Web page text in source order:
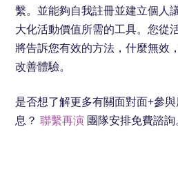
繫。並能夠自我註冊並建立個人
大化活動價值所需的工具。您從
將告訴您有效的方法，什麼無效
改善體驗。
是否想了解更多有關面對面+參
息？聯繫再演 團隊安排免費諮詢